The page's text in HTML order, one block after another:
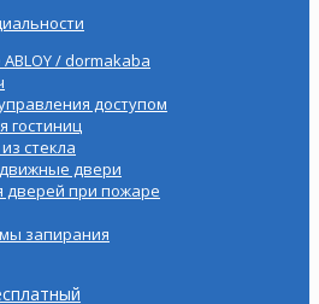
/ dormakaba
доступом
гостиниц
стекла
двери
дверей при пожаре
запирания